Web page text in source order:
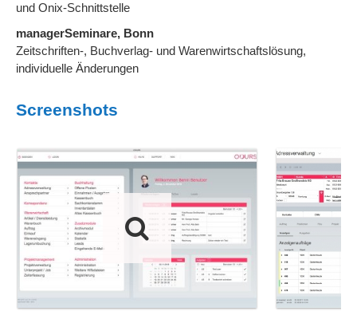
und Onix-Schnittstelle
managerSeminare, Bonn
Zeitschriften-, Buchverlag- und Warenwirtschaftslösung,
individuelle Änderungen
Screenshots